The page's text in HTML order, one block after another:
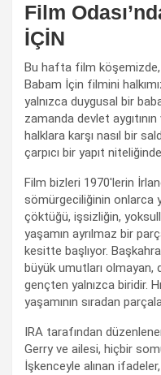
Film
İÇİN
Bu hafta film
Babam İçin filmini
yalnızca duygusal bir
zamanda devlet
halklara karşı nasıl bir
çarpıcı bir yapıt
Film bizleri 1970'lerin
sömürgeciliğinin onlarca
çöktüğü, işsizliğin,
yaşamın ayrılmaz bir
kesitte başlıyor.
büyük umutları olmayan,
gençten yalnızca biridir.
yaşamının sıradan
IRA tarafından
Gerry ve ailesi, hiçbir
İşkenceyle alınan